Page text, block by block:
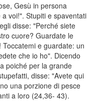
Gesù in persona
voi!". Stupiti e spaventati
disse: "Perché siete
cuore? Guardate le
e guardate: un
che io ho". Dicendo
poiché per la grande
disse: "Avete qui
una porzione di pesce
a loro (24,36- 43).